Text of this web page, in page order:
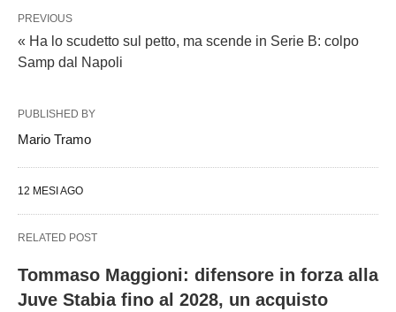
PREVIOUS
« Ha lo scudetto sul petto, ma scende in Serie B: colpo
Samp dal Napoli
PUBLISHED BY
Mario Tramo
12 MESI AGO
RELATED POST
Tommaso Maggioni: difensore in forza alla
Juve Stabia fino al 2028, un acquisto